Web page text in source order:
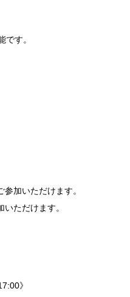
す。
加いただけます。
ただけます。
》